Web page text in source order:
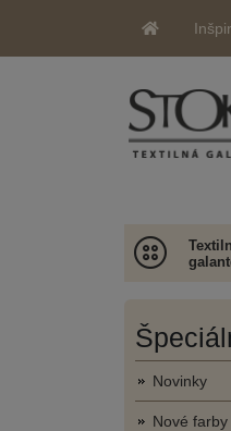
Novinky
Nové farby